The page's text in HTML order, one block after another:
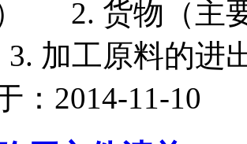
2. 货物（主
加工原料的
：2014-11-10